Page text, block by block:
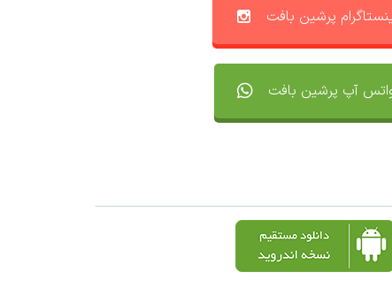
پرشین بافت
آپ پرشین بافت